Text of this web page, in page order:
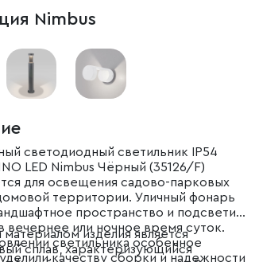
Nimbus
светодиодный светильник IP54
LED Nimbus Чёрный (35126/F)
для освещения садово-парковых
территории. Уличный фонарь
пространство и подсветит
вечернее или ночное время суток.
светильника особенное
качеству сборки и надежности
изделия является
сплав, характеризующийся